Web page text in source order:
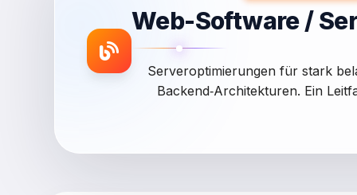
Web-Software /
Serveroptimierungen für stark
Backend‑Architekturen. Ein